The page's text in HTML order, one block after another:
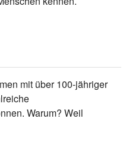
mit über 100-jähriger
Warum? Weil